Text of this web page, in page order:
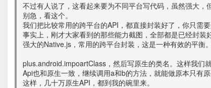
不过有人说了，这看起来要为不同平台写代码，虽然强大，
别急，看这个。
我们把比较常用的跨平台的API，都直接封装好了，你只需
事实上，刚才大家看到的那些能力截图，全部都是已经封装
强大的Native.js，常用的跨平台封装，这是一种有效的平衡
plus.android.impoartClass，然后写原生的类名。这样我们
Api也和原生一致，继续调用a和b的方法，就能做原本只有原
这样，几十万原生API，都到我的碗里来。